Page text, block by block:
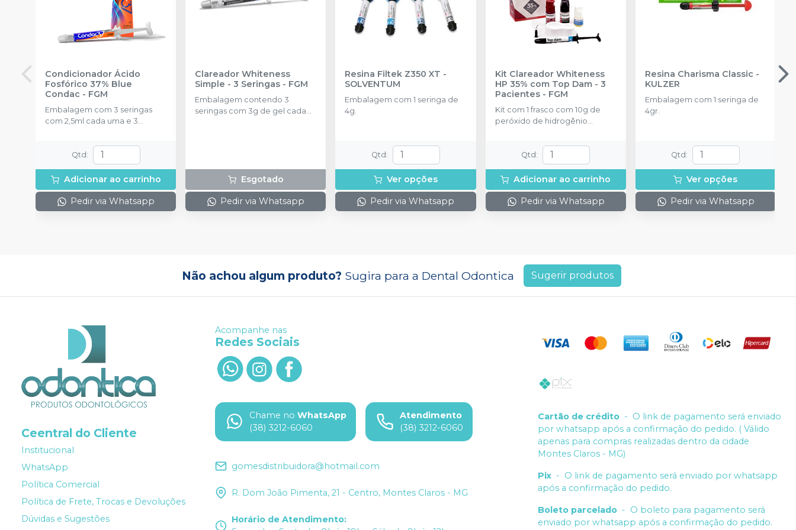
Condicionador Ácido
Fosfórico 37% Blue
Condac - FGM
Embalagem com 3 seringas
com 2,5ml cada uma e 3
Qtd :
Adicionar ao carrinho
Pedir via Whatsapp
Clareador Whiteness
Simple - 3 Seringas - FGM
Embalagem contendo 3
seringas com 3g de gel cada
Esgotado
Pedir via Whatsapp
Resina Filtek Z350 XT -
SOLVENTUM
Embalagem com 1 seringa de
4g.
Qtd :
Ver opções
Pedir via Whatsapp
Kit Clareador Whiteness
HP 35% com Top Dam - 3
Pacientes- FGM
Kit com 1 frasco com 10g de
peróxido de hidrogênio
2g de solução Neutralize
(neutralizante de peróxidos) + 1
espátula e uma placa para
preparo do gel e 1 Top Dam
com 2g.
Qtd :
Adicionar ao carrinho
Pedir via Whatsapp
Resina Charisma Classic-
KULZER
Embalagem com 1 seringa de
4gr.
Qtd :
Ver opções
Pedir via Whatsapp
Não achou algum produto? Sugira para a Dental Odontica Sugerir produtos
Ceentral do Cliente
Institucional
WhatsApp
Política Comercial
Política de Frete, Trocas e Devoluções
Dúvidas e Sugestões
Acompanhe nas
Redes Sociais
Chame no WhatsApp
(38) 3212-6060
Atendimento
(38) 3212-6060
gomesdistribuidora@hotmail.com
R. Dom João Pimenta, 21 - Centro, Montes Claros - MG
Horário de Atendimento:
Cartão de crédito - O link de pagamento será enviado
por whatsapp após a confirmação do pedido. ( Válido
apenas para compras realizadas dentro da cidade
Montes Claros - MG)
Pix - O link de pagamento será enviado por whatsapp
após a confirmação do pedido.
Boleto parcelado - O boleto para pagamento será
enviado por whatsapp após a confirmação do pedido.